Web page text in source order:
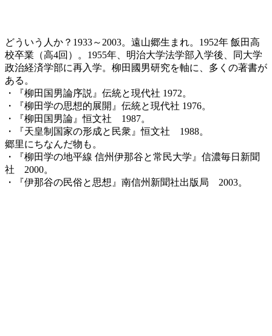
どういう人か？1933～2003。遠山郷生まれ。1952年 飯田高
校卒業（高4回）。1955年、明治大学法学部入学後、同大学
政治経済学部に再入学。柳田國男研究を軸に、多くの著書が
ある。
・『柳田国男論序説』伝統と現代社 1972。
・『柳田学の思想的展開』伝統と現代社 1976。
・『柳田国男論』恒文社 1987。
・『天皇制国家の形成と民衆』恒文社 1988。
郷里にちなんだ物も。
・『柳田学の地平線 信州伊那谷と常民大学』信濃毎日新聞
社 2000。
・『伊那谷の民俗と思想』南信州新聞社出版局 2003。